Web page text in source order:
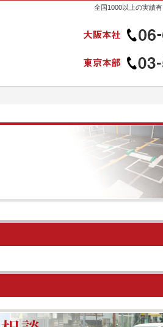
全国1000以上の実績